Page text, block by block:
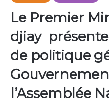
Le Premier
djiay
de politique
l’Assemblée